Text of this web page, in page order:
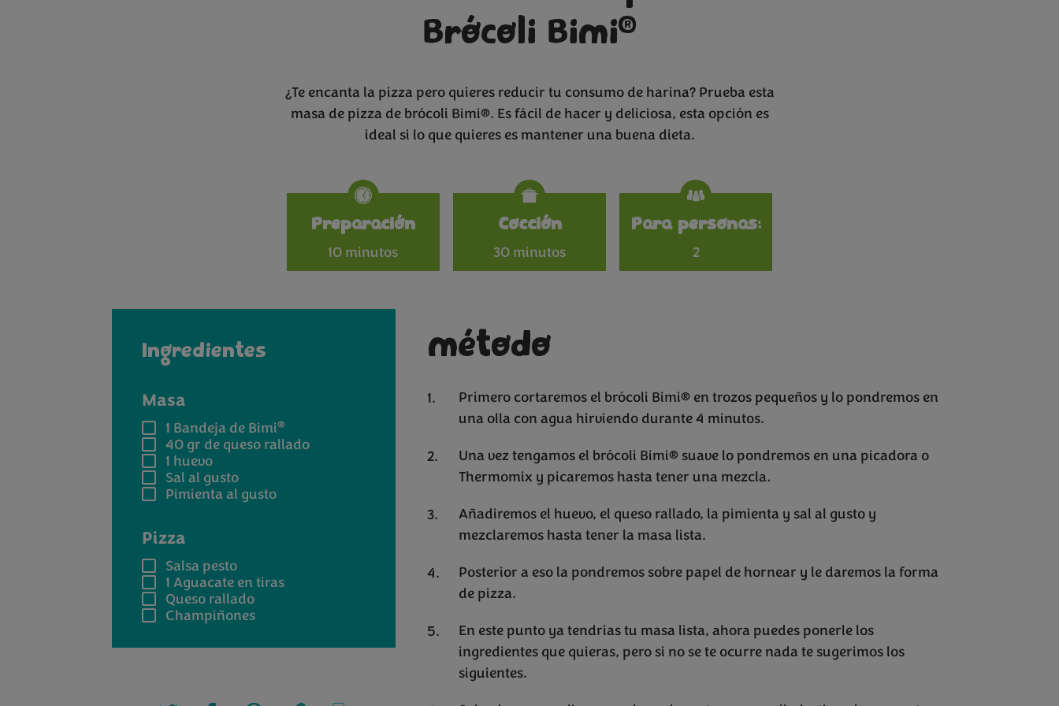
Brócoli Bimi®
¿Te encanta la pizza pero quieres reducir tu consumo de harina? Prueba esta
masa de pizza de brócoli Bimi®. Es fácil de hacer y deliciosa, esta opción es
ideal si lo que quieres es mantener una buena dieta.
Specifications
Preparación
10 minutos
Cocción
30 minutos
Para personas:
2
Ingredientes
Masa
1 Bandeja de Bimi®
40 gr de queso rallado
1 huevo
Sal al gusto
Pimienta al gusto
Pizza
Salsa pesto
1 Aguacate en tiras
Queso rallado
Champiñones
método
Primero cortaremos el brócoli Bimi® en trozos pequeños y lo pondremos en
una olla con agua hirviendo durante 4 minutos.
Una vez tengamos el brócoli Bimi® suave lo pondremos en una picadora o
Thermomix y picaremos hasta tener una mezcla.
Añadiremos el huevo, el queso rallado, la pimienta y sal al gusto y
mezclaremos hasta tener la masa lista.
Posterior a eso la pondremos sobre papel de hornear y le daremos la forma
de pizza.
En este punto ya tendrías tu masa lista, ahora puedes ponerle los
ingredientes que quieras, pero si no se te ocurre nada te sugerimos los
siguientes.